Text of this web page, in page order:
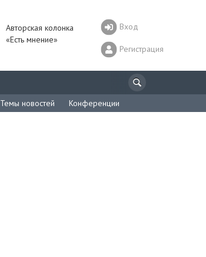
Авторская колонка
«Есть мнение»
Вход
Регистрация
Темы новостей Конференции